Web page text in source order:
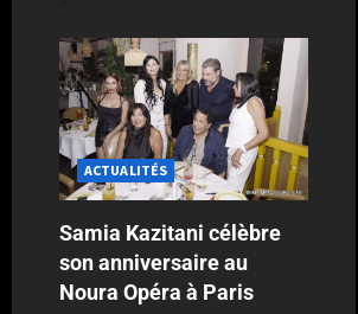
ACTUALITÉS
Samia Kazitani célèbre
son anniversaire au
Noura Opéra à Paris